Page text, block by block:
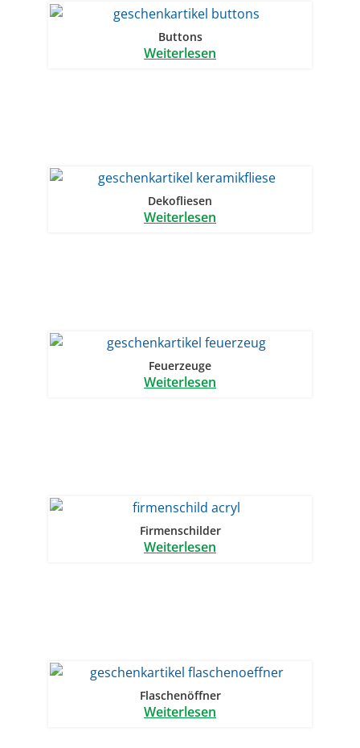
Buttons
Weiterlesen
Dekofliesen
Weiterlesen
Feuerzeuge
Weiterlesen
Firmenschilder
Weiterlesen
Flaschenöffner
Weiterlesen